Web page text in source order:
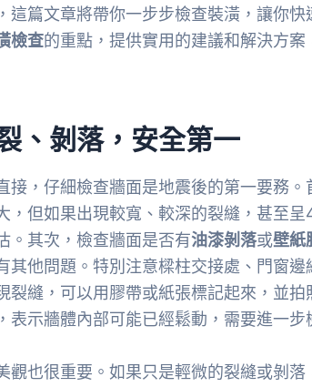
這篇文章將帶你一步步檢查裝潢，讓你
檢查的重點，提供實用的建議和解決方
、剝落，安全第一
接，仔細檢查牆面是地震後的第一要務。
，但如果出現較寬、較深的裂縫，甚至
。其次，檢查牆面是否有油漆剝落或壁紙
其他問題。特別注意樑柱交接處、門窗
裂縫，可以用膠帶或紙張標記起來，並
表示牆體內部可能已經鬆動，需要進一步
觀也很重要。如果只是輕微的裂縫或剝